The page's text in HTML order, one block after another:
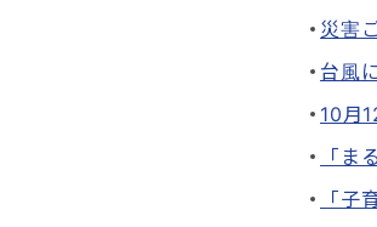
災害
台風
10月
「ま
「子